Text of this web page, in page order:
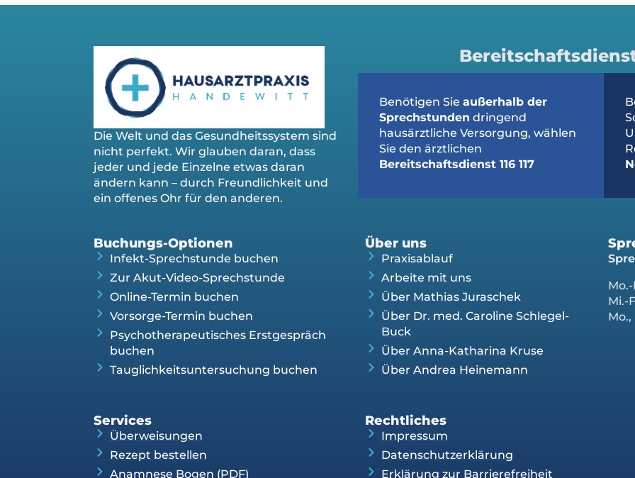
Die Welt und das Gesundheitssystem sind
nicht perfekt. Wir glauben daran, dass
jeder und jede Einzelne etwas daran
ändern kann – durch Freundlichkeit und
ein offenes Ohr für den anderen.
Benötigen Sie außerhalb der
Sprechstunden dringend
hausärztliche Versorgung, wählen
Sie den ärztlichen
Bereitschaftsdienst 116 117
Buchungs-Optionen
Infekt-Sprechstunde buchen
Zur Akut-Video-Sprechstunde
Online-Termin buchen
Vorsorge-Termin buchen
Psychotherapeutisches Erstgespräch
buchen
Tauglichkeitsuntersuchung buchen
Über uns
Praxisablauf
Arbeite mit uns
Über Mathias Juraschek
Über Dr. med. Caroline Schlegel-
Buck
Über Anna-Katharina Kruse
Über Andrea Heinemann
Mi.-
Mo.,
Services
Überweisungen
Rezept bestellen
Anamnese Bogen (PDF)
Rechtliches
Impressum
Datenschutzerklärung
Erklärung zur Barrierefreiheit